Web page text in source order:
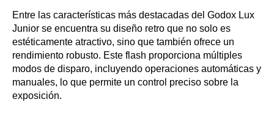
Entre las características más destacadas del Godox Lux
Junior se encuentra su diseño retro que no solo es
estéticamente atractivo, sino que también ofrece un
rendimiento robusto. Este flash proporciona múltiples
modos de disparo, incluyendo operaciones automáticas y
manuales, lo que permite un control preciso sobre la
exposición.